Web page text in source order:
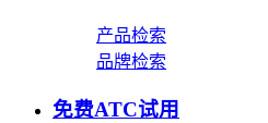
产品检索
品牌检索
免费ATC试用